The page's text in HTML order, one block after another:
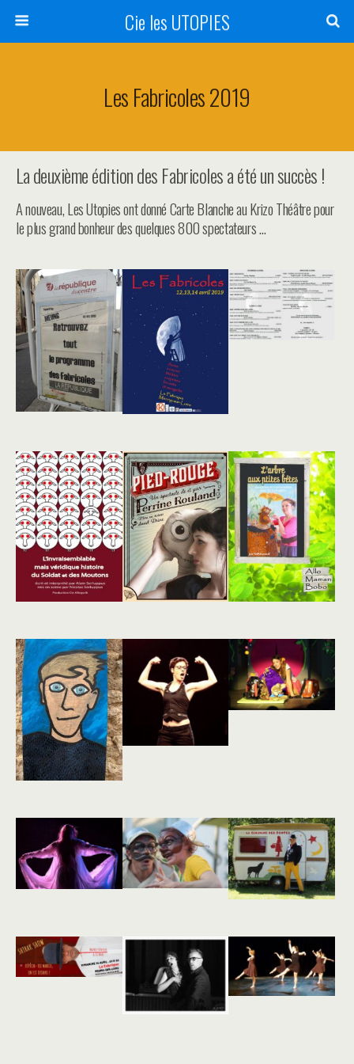
Cie les UTOPIES
Les Fabricoles 2019
La deuxième édition des Fabricoles a été un succès !
A nouveau, Les Utopies ont donné Carte Blanche au Krizo Théâtre pour
le plus grand bonheur des quelques 800 spectateurs …